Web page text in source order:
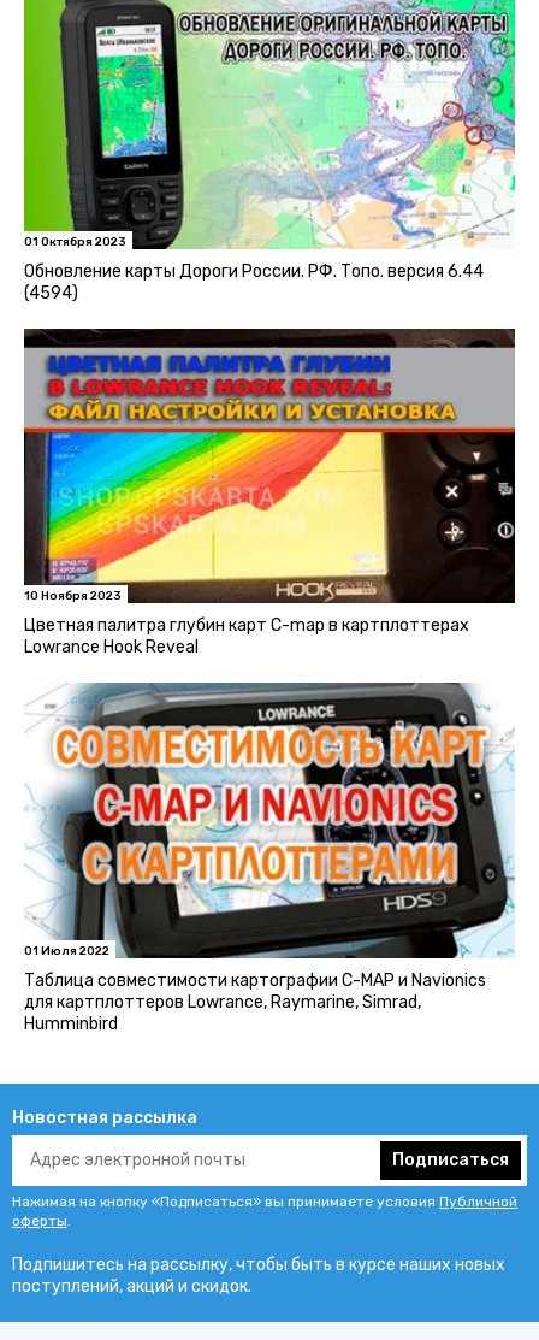
01 Октября 2023
Обновление карты Дороги России. РФ. Топо. версия 6.44
(4594)
10 Ноября 2023
Цветная палитра глубин карт C-map в картплоттерах
Lowrance Hook Reveal
01 Июля 2022
Таблица совместимости картографии C-MAP и Navionics
для картплоттеров Lowrance, Raymarine, Simrad,
Humminbird
Новостная рассылка
Подписаться
Нажимая на кнопку «Подписаться» вы принимаете условия Публичной
оферты.
Подпишитесь на рассылку, чтобы быть в курсе наших новых
поступлений, акций и скидок.